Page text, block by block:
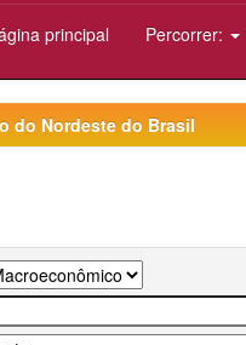
principal Percorrer:
do Nordeste do Brasil